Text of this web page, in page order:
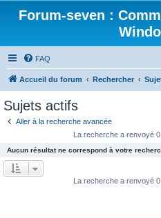
Forum-seven :
FAQ
Accueil du forum Rechercher
Sujets actifs
Aller à la recherche avancée
La recherche a renvoyé
Aucun résultat ne correspond à votre
La recherche a renvoyé